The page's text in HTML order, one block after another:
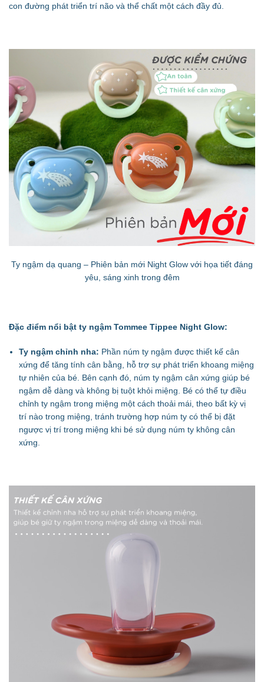
con đường phát triển trí não và thể chất một cách đầy đủ.
Ty ngậm dạ quang – Phiên bản mới Night Glow với họa tiết đáng
yêu, sáng xinh trong đêm
Đặc điểm nổi bật ty ngậm Tommee Tippee Night Glow:
Ty ngậm chỉnh nha: Phần núm ty ngậm được thiết kế cân
xứng để tăng tính cân bằng, hỗ trợ sự phát triển khoang miệng
tự nhiên của bé. Bên cạnh đó, núm ty ngậm cân xứng giúp bé
ngậm dễ dàng và không bị tuột khỏi miệng. Bé có thể tự điều
chỉnh ty ngậm trong miệng một cách thoải mái, theo bất kỳ vị
trí nào trong miệng, tránh trường hợp núm ty có thể bị đặt
ngược vị trí trong miệng khi bé sử dụng núm ty không cân
xứng.